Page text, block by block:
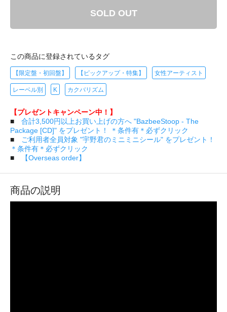
SOLD OUT
この商品に登録されているタグ
【限定盤・初回盤】 【ピックアップ・特集】 女性アーティスト
レーベル別 K カクバリズム
【プレゼントキャンペーン中！】
■ 合計3,500円以上お買い上げの方へ "BazbeeStoop - The
Package [CD]" をプレゼント！ ＊条件有＊必ずクリック
■
ご利用者全員対象 "宇野君のミニミニシール" をプレゼント！
＊条件有＊必ずクリック
■
【Overseas order】
商品の説明